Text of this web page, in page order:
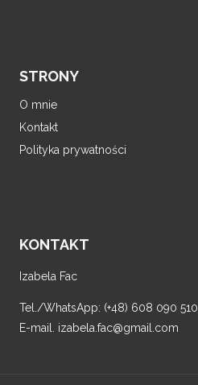
STRONY
O mnie
Kontakt
Polityka prywatności
KONTAKT
Izabela Fac
Tel./WhatsApp: (+48) 608 090 510
E-mail. izabela.fac@gmail.com